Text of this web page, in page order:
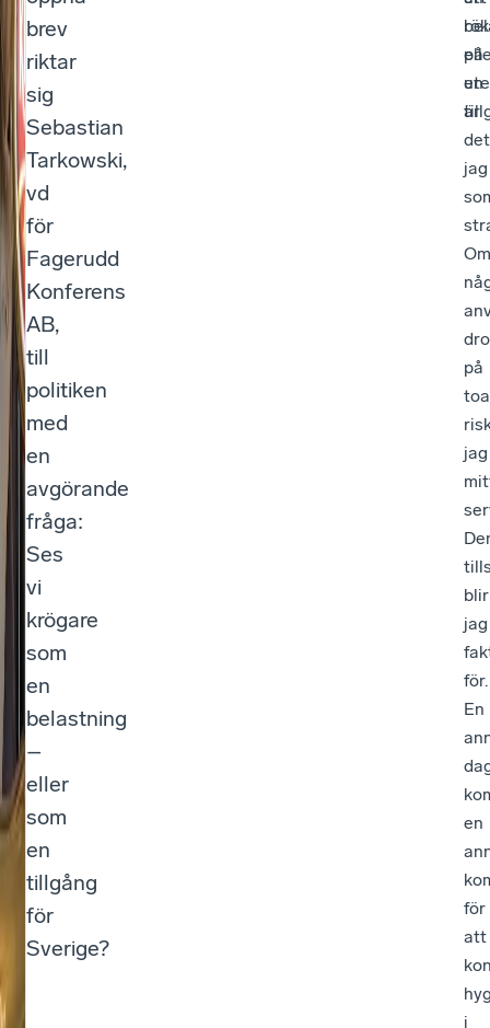
el
a
s
t
ni
n
g
el
le
r
e
n
ti
ll
g
å
n
g
ö
tt
le
v
brev
riktar
sig
Sebastian
Tarkowski,
vd
för
Fagerudd
Konferens
AB,
till
politiken
med
en
avgörande
fråga:
Ses
vi
krögare
som
en
belastning
–
eller
som
en
tillgång
för
Sverige?
på
är
det
jag
Om
på
jag
blir
jag
för.
En
en
för
att
i
en